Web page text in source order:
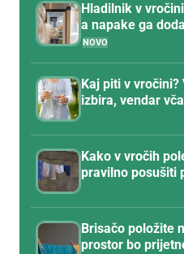
Hladilnik v
a napake ga
Kaj piti v vročini?
izbira, vendar
Kako v vročih
pravilno posušiti
Brisačo položite
prostor bo